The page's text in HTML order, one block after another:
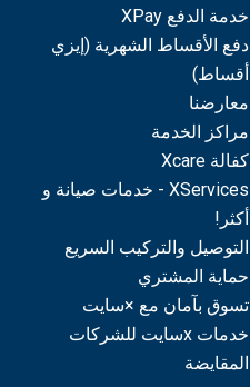
خدمة الدفع XPay
دفع الأقساط الشهرية (إيزي
أقساط)
معارضنا
مراكز الخدمة
كفالة Xcare
XServices - خدمات صيانة و
أكثر!
التوصيل والتركيب السريع
حماية المشتري
تسوق بآمان مع ×سايت
خدمات xسايت للشركات
المقايضة